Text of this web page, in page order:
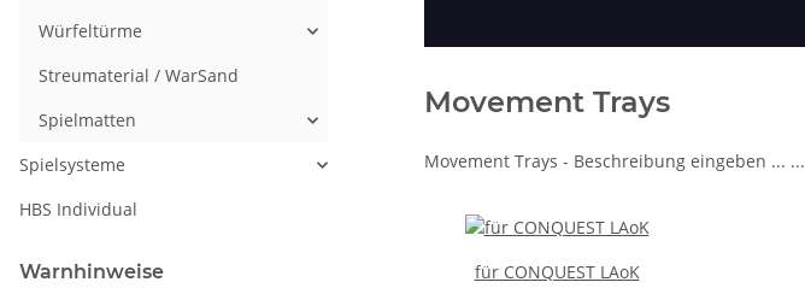
Movement Trays
Movement Trays - Beschreibung eingeben ... ...
für CONQUEST LAoK
Würfeltürme
Streumaterial / WarSand
Spielmatten
Spielsysteme
HBS Individual
Warnhinweise